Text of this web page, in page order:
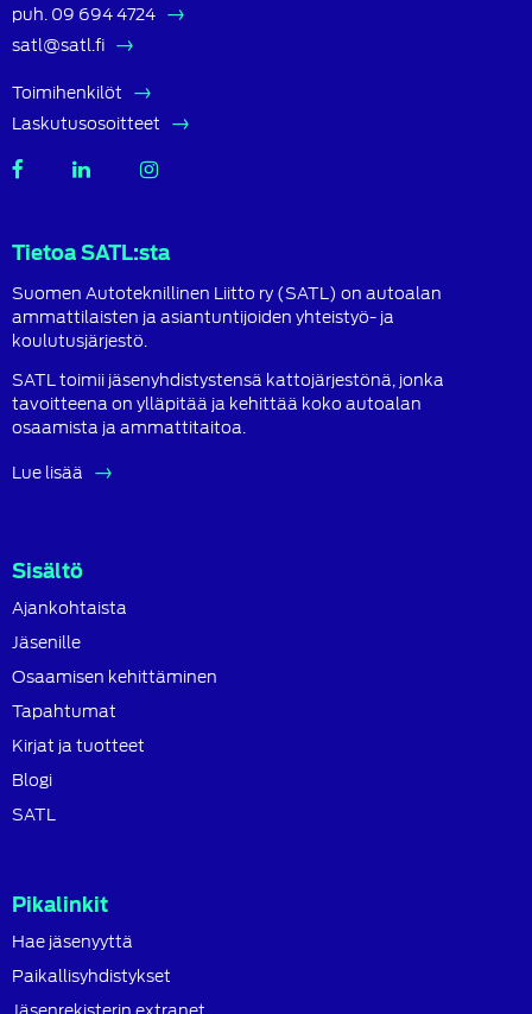
puh. 09 694 4724
satl@satl.fi
Toimihenkilöt
Laskutusosoitteet
SATL
SATL
Tietoa SATL:sta
Suomen Autoteknillinen Liitto ry (SATL) on autoalan
ammattilaisten ja asiantuntijoiden yhteistyö- ja
koulutusjärjestö.
SATL toimii jäsenyhdistystensä kattojärjestönä, jonka
tavoitteena on ylläpitää ja kehittää koko autoalan
osaamista ja ammattitaitoa.
Lue lisää
Sisältö
Ajankohtaista
Jäsenille
Osaamisen kehittäminen
Tapahtumat
Kirjat ja tuotteet
Blogi
SATL
Pikalinkit
Hae jäsenyyttä
Paikallisyhdistykset